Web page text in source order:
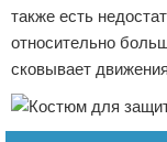
также есть
относительно
сковывает